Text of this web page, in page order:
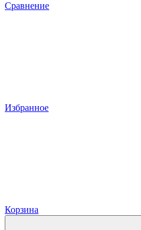
Сравнение
Избранное
Корзина